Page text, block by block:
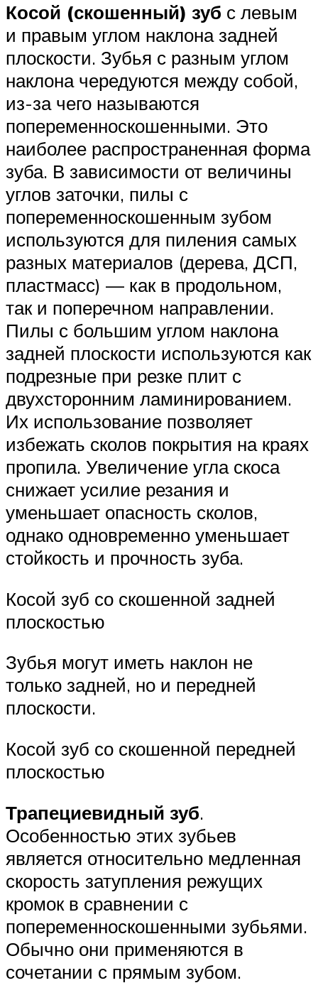
Косой (скошенный) зуб с левым
и правым углом наклона задней
плоскости. Зубья с разным углом
наклона чередуются между собой,
из-за чего называются
попеременноскошенными. Это
наиболее распространенная форма
зуба. В зависимости от величины
углов заточки, пилы с
попеременноскошенным зубом
используются для пиления самых
разных материалов (дерева, ДСП,
пластмасс) — как в продольном,
так и поперечном направлении.
Пилы с большим углом наклона
задней плоскости используются как
подрезные при резке плит с
двухсторонним ламинированием.
Их использование позволяет
избежать сколов покрытия на краях
пропила. Увеличение угла скоса
снижает усилие резания и
уменьшает опасность сколов,
однако одновременно уменьшает
стойкость и прочность зуба.
Косой зуб со скошенной задней
плоскостью
Зубья могут иметь наклон не
только задней, но и передней
плоскости.
Косой зуб со скошенной передней
плоскостью
Трапециевидный зуб.
Особенностью этих зубьев
является относительно медленная
скорость затупления режущих
кромок в сравнении с
попеременноскошенными зубьями.
Обычно они применяются в
сочетании с прямым зубом.